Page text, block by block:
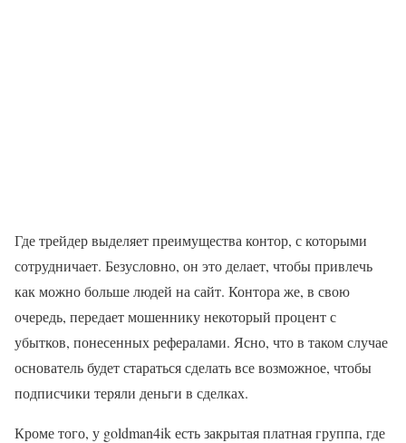
Где трейдер выделяет преимущества контор, с которыми
сотрудничает. Безусловно, он это делает, чтобы привлечь
как можно больше людей на сайт. Контора же, в свою
очередь, передает мошеннику некоторый процент с
убытков, понесенных рефералами. Ясно, что в таком случае
основатель будет стараться сделать все возможное, чтобы
подписчики теряли деньги в сделках.
Кроме того, у goldman4ik есть закрытая платная группа, где